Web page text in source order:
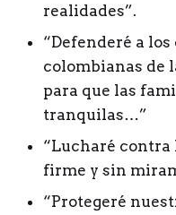
realidades”.
“Defenderé a
colombianas de
para que las
tranquilas…”
“Lucharé
firme y sin
“Protegeré